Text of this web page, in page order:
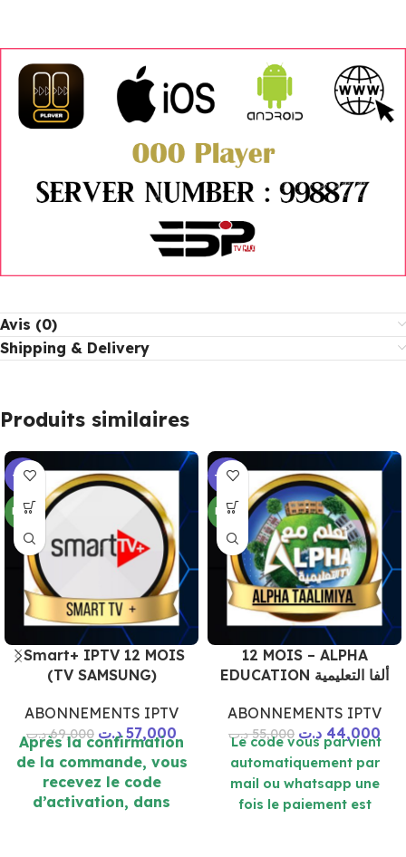
Avis (0)
Shipping & Delivery
Produits similaires
-17%
NEW
Smart+ IPTV 12 MOIS
(TV SAMSUNG)
ABONNEMENTS IPTV
69,000 د.ت 57,000 د.ت
Après la confirmation
de la commande, vous
recevez le code
d’activation, dans
-20%
NEW
12 MOIS – ALPHA
EDUCATION ألفا التعليمية
ABONNEMENTS IPTV
55,000 د.ت 44,000 د.ت
Le code vous parvient
automatiquement par
mail ou whatsapp une
fois le paiement est